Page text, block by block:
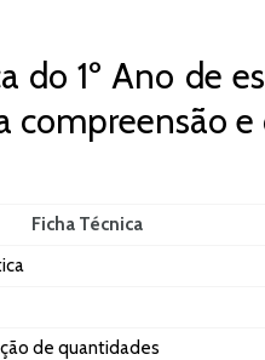
do 1º Ano de
compreensão
Ficha Técnica
de quantidades